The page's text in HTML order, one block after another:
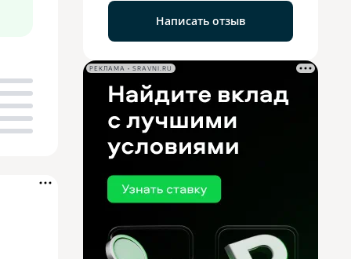
Написать отзыв
РЕКЛАМА • SRAVNI.RU